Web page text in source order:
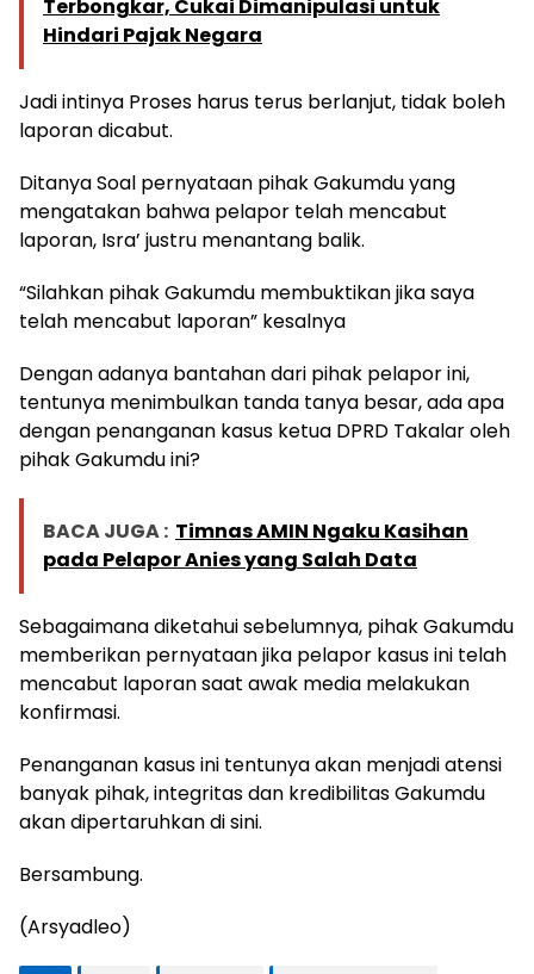
Terbongkar, Cukai Dimanipulasi untuk
Hindari Pajak Negara
Jadi intinya Proses harus terus berlanjut, tidak boleh
laporan dicabut.
Ditanya Soal pernyataan pihak Gakumdu yang
mengatakan bahwa pelapor telah mencabut
laporan, Isra’ justru menantang balik.
“Silahkan pihak Gakumdu membuktikan jika saya
telah mencabut laporan” kesalnya
Dengan adanya bantahan dari pihak pelapor ini,
tentunya menimbulkan tanda tanya besar, ada apa
dengan penanganan kasus ketua DPRD Takalar oleh
pihak Gakumdu ini?
BACA JUGA : Timnas AMIN Ngaku Kasihan
pada Pelapor Anies yang Salah Data
Sebagaimana diketahui sebelumnya, pihak Gakumdu
memberikan pernyataan jika pelapor kasus ini telah
mencabut laporan saat awak media melakukan
konfirmasi.
Penanganan kasus ini tentunya akan menjadi atensi
banyak pihak, integritas dan kredibilitas Gakumdu
akan dipertaruhkan di sini.
Bersambung.
(Arsyadleo)